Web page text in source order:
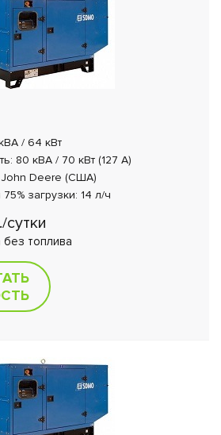
/ 64 кВт
80 кВА / 70 кВт (127 A)
John Deere (США)
загрузки: 14 л/ч
сутки
без топлива